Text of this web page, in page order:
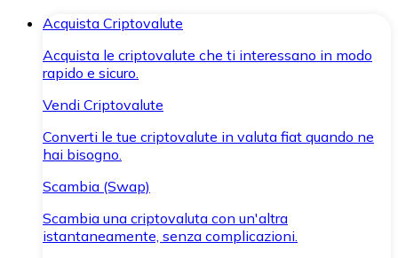
Acquista Criptovalute
Acquista le criptovalute che ti interessano in modo
rapido e sicuro.
Vendi Criptovalute
Converti le tue criptovalute in valuta fiat quando ne
hai bisogno.
Scambia (Swap)
Scambia una criptovaluta con un'altra
istantaneamente, senza complicazioni.